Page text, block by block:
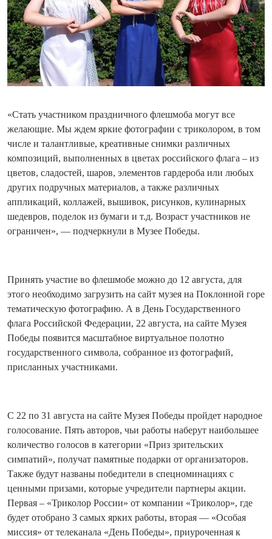
«Стать участником праздничного флешмоба могут все
желающие. Мы ждем яркие фотографии с триколором, в том
числе и талантливые, креативные снимки различных
композиций, выполненных в цветах российского флага – из
цветов, сладостей, шаров, элементов гардероба или любых
других подручных материалов, а также различных
аппликаций, коллажей, вышивок, рисунков, кулинарных
шедевров, поделок из бумаги и т.д. Возраст участников не
ограничен», — подчеркнули в Музее Победы.
Принять участие во флешмобе можно до 12 августа, для
этого необходимо загрузить на сайт музея на Поклонной горе
тематическую фотографию. А в День Государственного
флага Российской Федерации, 22 августа, на сайте Музея
Победы появится масштабное виртуальное полотно
государственного символа, собранное из фотографий,
присланных участниками.
С 22 по 31 августа на сайте Музея Победы пройдет народное
голосование. Пять авторов, чьи работы наберут наибольшее
количество голосов в категории «Приз зрительских
симпатий», получат памятные подарки от организаторов.
Также будут названы победители в спецноминациях с
ценными призами, которые учредители партнеры акции.
Первая – «Триколор России» от компании «Триколор», где
будет отобрано 3 самых ярких работы, вторая — «Особая
миссия» от телеканала «День Победы», приуроченная к